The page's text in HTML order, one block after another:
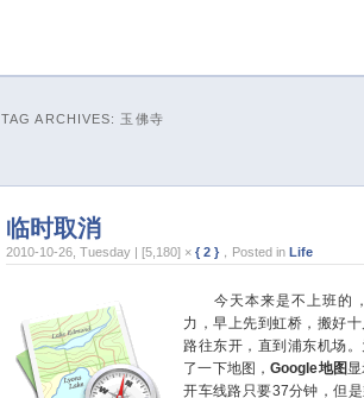
TAG ARCHIVES: 玉佛寺
临时取消
2010-10-26, Tuesday | [5,180] × { 2 } ，Posted in Life
今天本来是不上班的，
力，早上先到虹桥，搬好
路往东开，直到浦东机场
了一下地图，Google地图
开车线路只要37分钟，但